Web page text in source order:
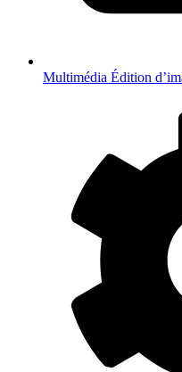
Multimédia Édition